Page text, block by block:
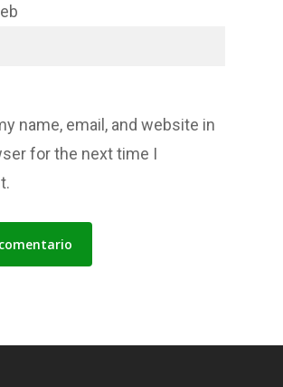
name, email, and website in
for the next time I